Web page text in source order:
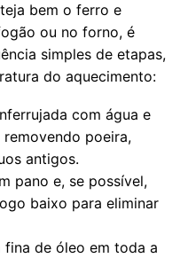
bem o ferro e
ou no forno, é
simples de etapas,
do aquecimento:
com água e
poeira,
antigos.
pano e, se possível,
baixo para eliminar
fina de óleo em toda a